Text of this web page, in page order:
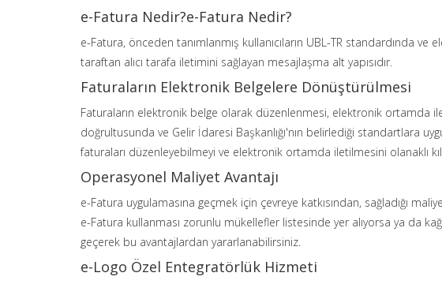
e-Fatura Nedir?e-Fatura Nedir?
e-Fatura, önceden tanımlanmış kullanıcıların UBL-TR standardında
taraftan alıcı tarafa iletimini sağlayan mesajlaşma alt yapısıdır.
Faturaların Elektronik Belgelere Dönüştürülmesi
Faturaların elektronik belge olarak düzenlenmesi, elektronik ortamda
doğrultusunda ve Gelir İdaresi Başkanlığı'nın belirlediği standartlara
faturaları düzenleyebilmeyi ve elektronik ortamda iletilmesini olanaklı
Operasyonel Maliyet Avantajı
e-Fatura uygulamasına geçmek için çevreye katkısından, sağladığı
e-Fatura kullanması zorunlu mükellefler listesinde yer alıyorsa ya da
geçerek bu avantajlardan yararlanabilirsiniz.
e-Logo Özel Entegratörlük Hizmeti